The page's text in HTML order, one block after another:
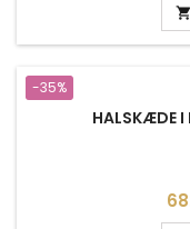

-35%
HALSKÆDE I